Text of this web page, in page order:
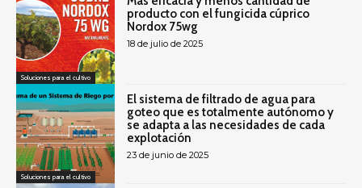
Soluciones para el cultivo
producto con el fungicida cúprico
Nordox 75wg
18 de julio de 2025
Soluciones para el cultivo
El sistema de filtrado de agua para
goteo que es totalmente autónomo y
se adapta a las necesidades de cada
explotación
23 de junio de 2025